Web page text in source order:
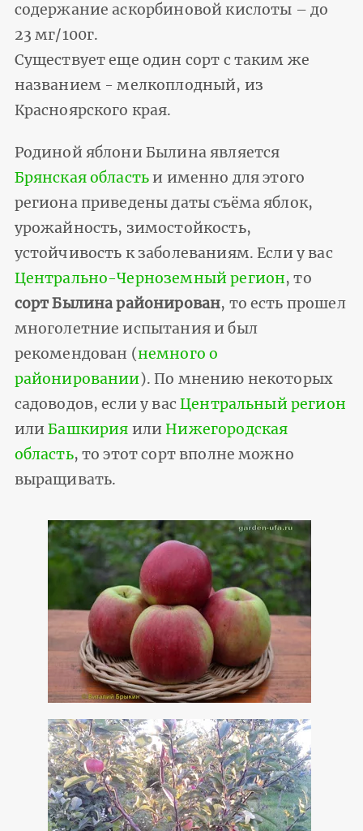
содержание аскорбиновой кислоты – до
23 мг/100г.
Существует еще один сорт с таким же
названием - мелкоплодный, из
Красноярского края.
Родиной яблони Былина является
Брянская областьи именно для этого
региона приведены даты съёма яблок,
урожайность, зимостойкость,
устойчивость к заболеваниям. Если у вас
Центрально-Черноземный регион, то
сорт Былина районирован, то есть прошел
многолетние испытания и был
рекомендован (немного о
районировании). По мнению некоторых
садоводов, если у васЦентральный регион
илиБашкирия илиНижегородская
область, то этот сорт вполне можно
выращивать.